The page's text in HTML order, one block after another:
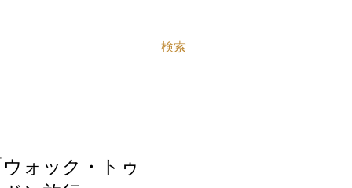
検索
ォック・トゥ